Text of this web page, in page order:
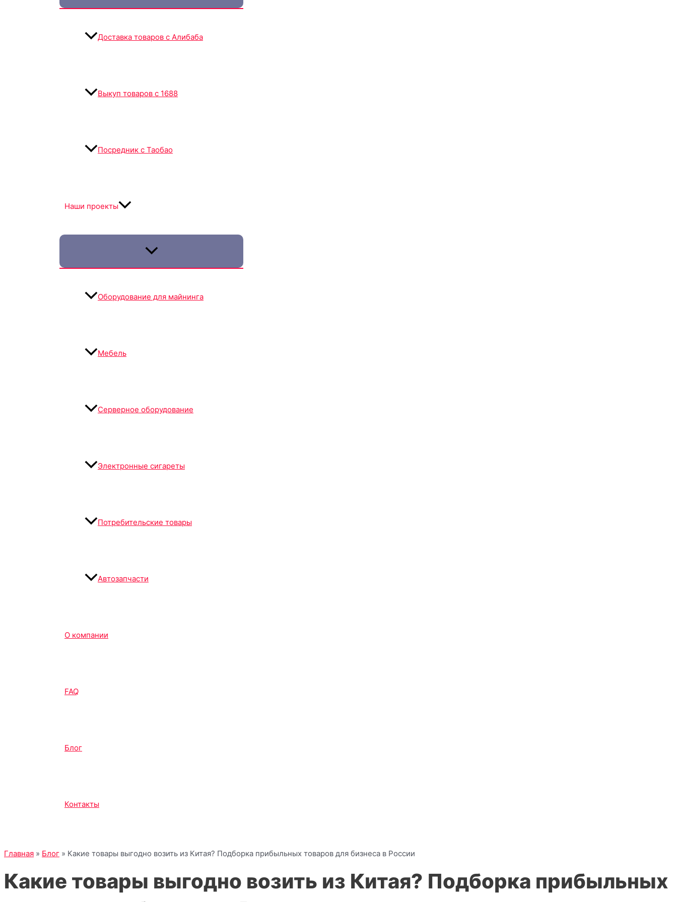
Доставка товаров с Алибаба
Выкуп товаров с 1688
Посредник с Таобао
Наши проекты
Оборудование для майнинга
Мебель
Серверное оборудование
Электронные сигареты
Потребительские товары
Автозапчасти
О компании
FAQ
Блог
Контакты
Главная » Блог » Какие товары выгодно возить из Китая? Подборка прибыльных товаров для бизнеса в России
Какие товары выгодно возить из Китая? Подборка прибыльных